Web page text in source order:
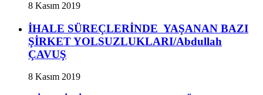
8 Kasım 2019
İHALE SÜREÇLERİNDE YAŞANAN BAZI
ŞİRKET YOLSUZLUKLARI/Abdullah
ÇAVUŞ
8 Kasım 2019